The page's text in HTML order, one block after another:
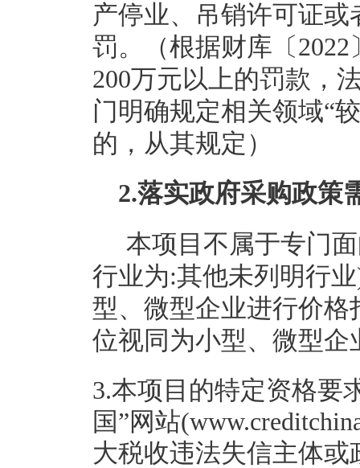
产停业、吊销许可证
罚。（根据财库〔
200万元以上的罚款，
门明确规定相关领域“
的，从其规定）
2.落实政府采购政策
本项目不属于专门
行业为:其他未列明行
型、微型企业进行价
位视同为小型、微型企
3.本项目的特定资格要
国”网站
大税收违法失信主体